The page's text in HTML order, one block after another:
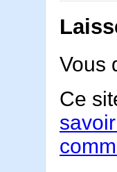
Vous
Ce